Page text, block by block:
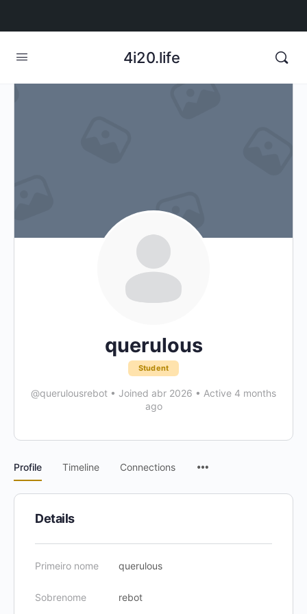
4i20.life
querulous
Student
@querulousrebot • Joined abr 2026 • Active 4 months
ago
Profile Timeline Connections
Details
Primeiro nome querulous
Sobrenome rebot